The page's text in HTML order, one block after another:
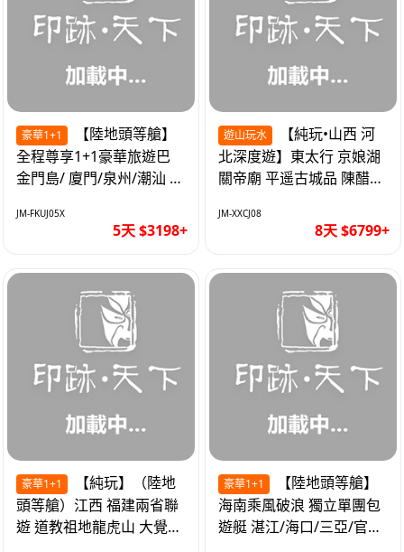
豪華1+1
全程尊享1+1豪華旅遊巴
金門島/ 廈門/泉州/潮汕 無
JM-FKUJ05X
5天 $3198+
遊山玩水
北深度遊】東太行 京娘湖
關帝廟 平遥古城品 陳醋咖
JM-XXCJ08
8天 $6799+
豪華1+1
頭等艙）江西 福建兩省聯
遊 道教祖地龍虎山 大覺山
豪華1+1
海南乘風破浪 獨立單團包
遊艇 湛江/海口/三亞/官塘/